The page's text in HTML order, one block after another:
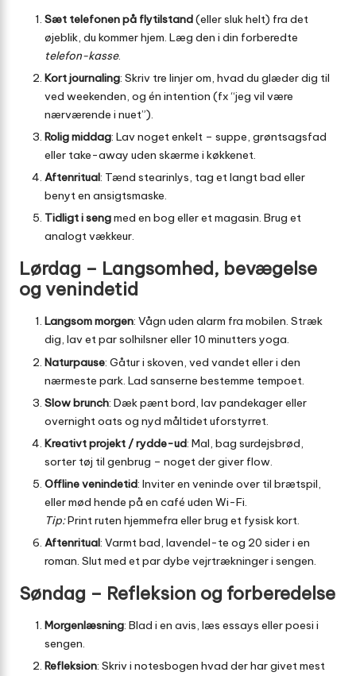
Sæt telefonen på flytilstand(eller sluk helt) fra det
øjeblik, du kommer hjem. Læg den i din forberedte
telefon-kasse.
Kort journaling: Skriv tre linjer om, hvad du glæder dig til
ved weekenden, og én intention (fx “jeg vil være
nærværende i nuet”).
Rolig middag: Lav noget enkelt – suppe, grøntsagsfad
eller take-away uden skærme i køkkenet.
Aftenritual: Tænd stearinlys, tag et langt bad eller
benyt en ansigtsmaske.
Tidligt i sengmed en bog eller et magasin. Brug et
analogt vækkeur.
Lørdag – Langsomhed, bevægelse
og venindetid
Langsom morgen: Vågn uden alarm fra mobilen. Stræk
dig, lav et par solhilsner eller 10 minutters yoga.
Naturpause: Gåtur i skoven, ved vandet eller i den
nærmeste park. Lad sanserne bestemme tempoet.
Slow brunch: Dæk pænt bord, lav pandekager eller
overnight oats og nyd måltidet uforstyrret.
Kreativt projekt / rydde-ud: Mal, bag surdejsbrød,
sorter tøj til genbrug – noget der giver flow.
Offline venindetid: Inviter en veninde over til brætspil,
eller mød hende på en café uden Wi-Fi.
Tip:Print ruten hjemmefra eller brug et fysisk kort.
Aftenritual: Varmt bad, lavendel-te og 20 sider i en
roman. Slut med et par dybe vejrtrækninger i sengen.
Søndag – Refleksion og forberedelse
Morgenlæsning: Blad i en avis, læs essays eller poesi i
sengen.
Refleksion: Skriv i notesbogen hvad der har givet mest